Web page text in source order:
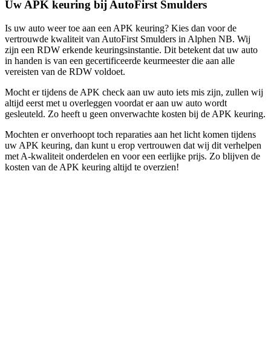
Uw APK keuring bij AutoFirst Smulders
Is uw auto weer toe aan een APK keuring? Kies dan voor de
vertrouwde kwaliteit van AutoFirst Smulders in Alphen NB. Wij
zijn een RDW erkende keuringsinstantie. Dit betekent dat uw auto
in handen is van een gecertificeerde keurmeester die aan alle
vereisten van de RDW voldoet.
Mocht er tijdens de APK check aan uw auto iets mis zijn, zullen wij
altijd eerst met u overleggen voordat er aan uw auto wordt
gesleuteld. Zo heeft u geen onverwachte kosten bij de APK keuring.
Mochten er onverhoopt toch reparaties aan het licht komen tijdens
uw APK keuring, dan kunt u erop vertrouwen dat wij dit verhelpen
met A-kwaliteit onderdelen en voor een eerlijke prijs. Zo blijven de
kosten van de APK keuring altijd te overzien!